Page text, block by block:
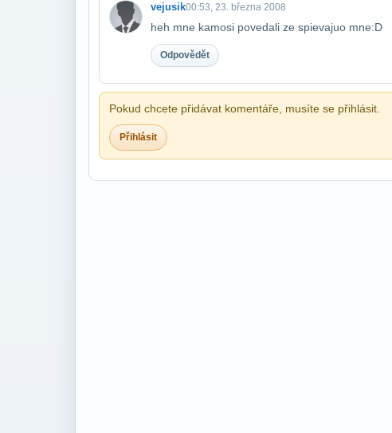
vejusik00:53, 23. března 2008
heh mne kamosi povedali ze spievajuo mne:D
Odpovědět
Pokud chcete přidávat komentáře, musíte se přihlásit.
Přihlásit